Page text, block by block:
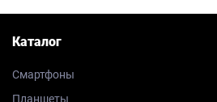
Каталог
Смартфоны
Планшеты